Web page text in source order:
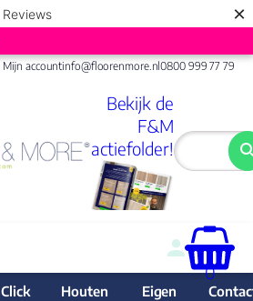
Reviews ×
Mijn accountinfo@floorenmore.nl0800 999 77 79
Bekijk de
F&M
actiefolder!
0
Click
Houten
Eigen